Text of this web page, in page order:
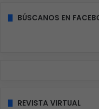
BÚSCANOS EN
REVISTA VIRTUAL